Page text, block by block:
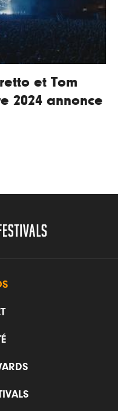
et Tom
2024 annonce